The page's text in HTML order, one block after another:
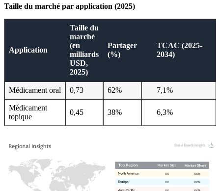
Taille du marché par application (2025)
Application
Taille du
marché
(en
milliards
USD,
2025)
Partager
(%)
TCAC (2025-
2034)
Médicament oral 0,73 62% 7,1%
Médicament
topique
0,45 38% 6,3%
XX%
XX
XX%
XX
XX%
XX